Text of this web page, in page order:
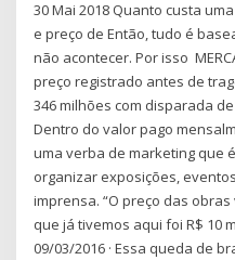
30 Mai 2018 Quanto custa
e preço de Então, tudo é
não acontecer. Por isso
preço registrado antes de
346 milhões com disparada
Dentro do valor pago
uma verba de marketing que
organizar exposições,
imprensa. “O preço das
que já tivemos aqui foi R$ 10
09/03/2016 · Essa queda de